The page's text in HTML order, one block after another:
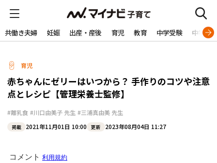
共働き夫婦 妊娠 出産・産後 育児 教育 中学受験 中学生
育児
赤ちゃんにゼリーはいつから？ 手作りのコツや注意
点とレシピ【管理栄養士監修】
#離乳食 #川口由美子 先生 #三浦真由美 先生
掲載 2021年11月01日 10:00 更新 2023年08月04日 11:27